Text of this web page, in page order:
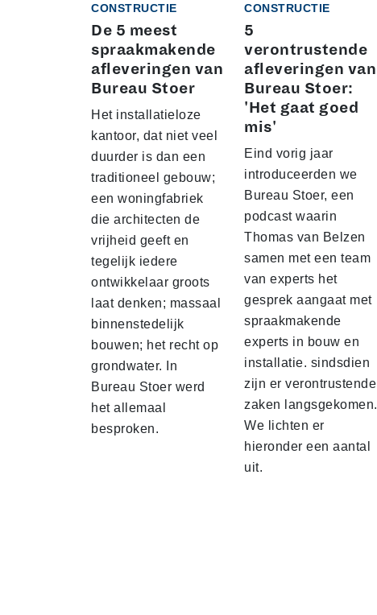
CONSTRUCTIE
De 5 meest
spraakmakende
afleveringen van
Bureau Stoer
Het installatieloze
kantoor, dat niet veel
duurder is dan een
traditioneel gebouw;
een woningfabriek
die architecten de
vrijheid geeft en
tegelijk iedere
ontwikkelaar groots
laat denken; massaal
binnenstedelijk
bouwen; het recht op
grondwater. In
Bureau Stoer werd
het allemaal
besproken.
CONSTRUCTIE
5
verontrustende
afleveringen van
Bureau Stoer:
'Het gaat goed
mis'
Eind vorig jaar
introduceerden we
Bureau Stoer, een
podcast waarin
Thomas van Belzen
samen met een team
van experts het
gesprek aangaat met
spraakmakende
experts in bouw en
installatie. sindsdien
zijn er verontrustende
zaken langsgekomen.
We lichten er
hieronder een aantal
uit.